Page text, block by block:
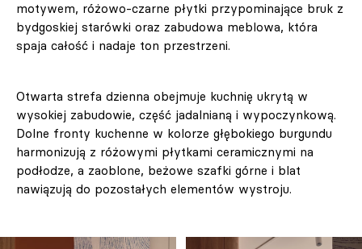
motywem, różowo-czarne płytki przypominające bruk z
bydgoskiej starówki oraz zabudowa meblowa, która
spaja całość i nadaje ton przestrzeni.
Otwarta strefa dzienna obejmuje kuchnię ukrytą w
wysokiej zabudowie, część jadalnianą i wypoczynkową.
Dolne fronty kuchenne w kolorze głębokiego burgundu
harmonizują z różowymi płytkami ceramicznymi na
podłodze, a zaoblone, beżowe szafki górne i blat
nawiązują do pozostałych elementów wystroju.